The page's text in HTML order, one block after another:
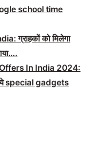
school time
ग्राहकों को मिलेगा
In India 2024:
special gadgets